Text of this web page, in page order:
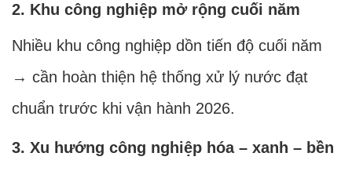
2. Khu công nghiệp mở rộng cuối năm
Nhiều khu công nghiệp dồn tiến độ cuối năm
→ cần hoàn thiện hệ thống xử lý nước đạt
chuẩn trước khi vận hành 2026.
3. Xu hướng công nghiệp hóa – xanh – bền